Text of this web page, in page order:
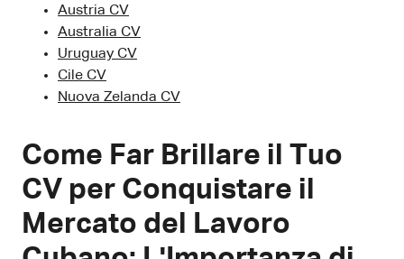
Austria CV
Australia CV
Uruguay CV
Cile CV
Nuova Zelanda CV
Come Far Brillare il Tuo
CV per Conquistare il
Mercato del Lavoro